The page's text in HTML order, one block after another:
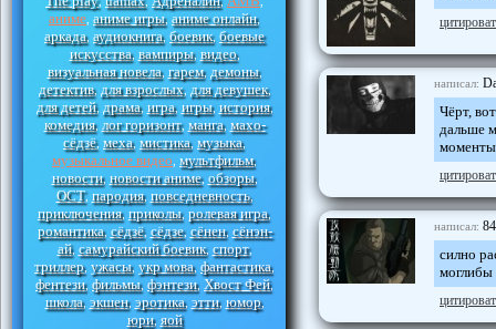
аниме аниме игры, аниме онлайн,
аркада, аудиокнига, боевик, боевые
искусства, вампиры, видео,
визуальная новела, гарем, демоны,
детектив, для взрослых, для девушек,
для детей, драма, игра, игры, история,
комедия, лог горизонт, манга, махо-
сёдзё, меха, мистика, музыка,
музыкальное видео мультфильм,
новости, новости аниме, обзоры,
ОСТ, пародия, повседневность,
приключения, приколы, ролевая игра,
романтика, сёдзё, сёдзе, сёнен, сёнэн-
ай, самурайский боевик, спорт,
триллер, ужасы, укр мова, фантастика,
фентези, фильмы, фэнтези, Хвост Фей,
школа, экшен, эротика, этти, юмор,
юри, яой
написал:
Чёрт,
дальше
моменты
написал:
силно
моглибы